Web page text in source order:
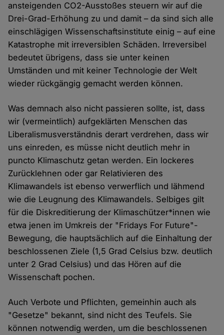
ansteigenden CO2-Ausstoßes steuern wir auf die
Drei-Grad-Erhöhung zu und damit – da sind sich alle
einschlägigen Wissenschaftsinstitute einig – auf eine
Katastrophe mit irreversiblen Schäden. Irreversibel
bedeutet übrigens, dass sie unter keinen
Umständen und mit keiner Technologie der Welt
wieder rückgängig gemacht werden können.
Was demnach also nicht passieren sollte, ist, dass
wir (vermeintlich) aufgeklärten Menschen das
Liberalismusverständnis derart verdrehen, dass wir
uns einreden, es müsse nicht deutlich mehr in
puncto Klimaschutz getan werden. Ein lockeres
Zurücklehnen oder gar Relativieren des
Klimawandels ist ebenso verwerflich und lähmend
wie die Leugnung des Klimawandels. Selbiges gilt
für die Diskreditierung der Klimaschützer*innen wie
etwa jenen im Umkreis der "Fridays For Future"-
Bewegung, die hauptsächlich auf die Einhaltung der
beschlossenen Ziele (1,5 Grad Celsius bzw. deutlich
unter 2 Grad Celsius) und das Hören auf die
Wissenschaft pochen.
Auch Verbote und Pflichten, gemeinhin auch als
"Gesetze" bekannt, sind nicht des Teufels. Sie
können notwendig werden, um die beschlossenen